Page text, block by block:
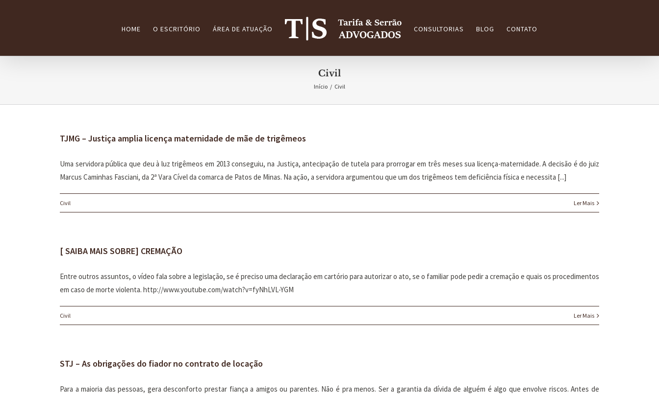
HOME O ESCRITÓRIO ÁREA DE ATUAÇÃO CONSULTORIAS BLOG CONTATO
Civil
Início / Civil
TJMG – Justiça amplia licença maternidade de mãe de trigêmeos
Uma servidora pública que deu à luz trigêmeos em 2013 conseguiu, na Justiça, antecipação de tutela para prorrogar em três meses sua licença-maternidade. A decisão é do juiz
Marcus Caminhas Fasciani, da 2ª Vara Cível da comarca de Patos de Minas. Na ação, a servidora argumentou que um dos trigêmeos tem deficiência física e necessita [...]
Civil Ler Mais
[ SAIBA MAIS SOBRE] CREMAÇÃO
Entre outros assuntos, o vídeo fala sobre a legislação, se é preciso uma declaração em cartório para autorizar o ato, se o familiar pode pedir a cremação e quais os procedimentos
em caso de morte violenta. http://www.youtube.com/watch?v=fyNhLVL-YGM
Civil Ler Mais
STJ – As obrigações do fiador no contrato de locação
Para a maioria das pessoas, gera desconforto prestar fiança a amigos ou parentes. Não é pra menos. Ser a garantia da dívida de alguém é algo que envolve riscos. Antes de